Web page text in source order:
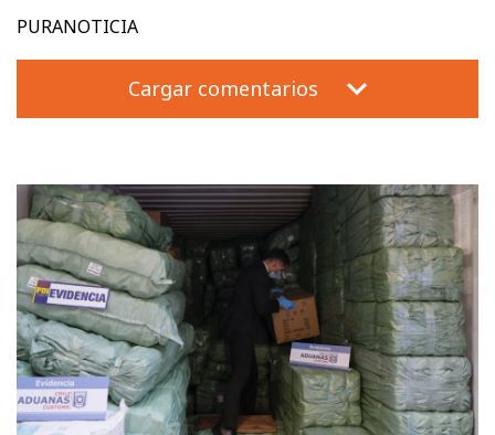
PURANOTICIA
Cargar comentarios